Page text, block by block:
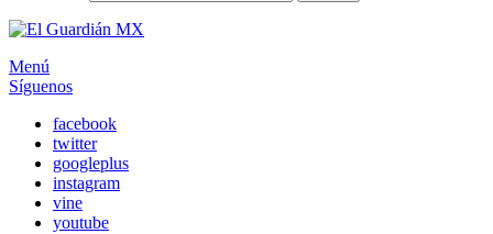
Menú
Síguenos
facebook
twitter
googleplus
instagram
vine
youtube